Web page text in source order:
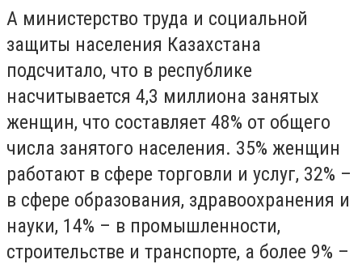
А министерство труда и социальной
защиты населения Казахстана
подсчитало, что в республике
насчитывается 4,3 миллиона занятых
женщин, что составляет 48% от общего
числа занятого населения. 35% женщин
работают в сфере торговли и услуг, 32% –
в сфере образования, здравоохранения и
науки, 14% – в промышленности,
строительстве и транспорте, а более 9% –